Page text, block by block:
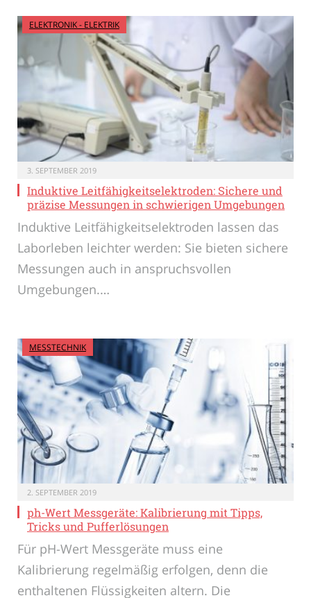
ELEKTRONIK - ELEKTRIK
3. SEPTEMBER 2019
Induktive Leitfähigkeitselektroden: Sichere und
präzise Messungen in schwierigen Umgebungen
Induktive Leitfähigkeitselektroden lassen das
Laborleben leichter werden: Sie bieten sichere
Messungen auch in anspruchsvollen
Umgebungen.…
MESSTECHNIK
2. SEPTEMBER 2019
ph-Wert Messgeräte: Kalibrierung mit Tipps,
Tricks und Pufferlösungen
Für pH-Wert Messgeräte muss eine
Kalibrierung regelmäßig erfolgen, denn die
enthaltenen Flüssigkeiten altern. Die